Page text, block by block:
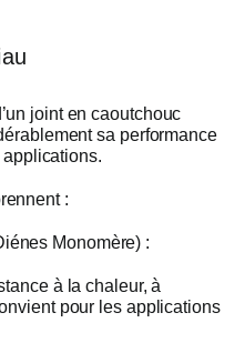
joint en caoutchouc
sa performance
:
Monomère) :
à la chaleur, à
pour les applications